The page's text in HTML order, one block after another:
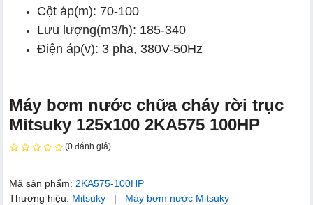
Cột áp(m): 70-100
Lưu lượng(m3/h): 185-340
Điện áp(v): 3 pha, 380V-50Hz
Máy bơm nước chữa cháy rời trục
Mitsuky 125x100 2KA575 100HP
(0 đánh giá)
Mã sản phẩm: 2KA575-100HP
Thương hiệu: Mitsuky | Máy bơm nước Mitsuky